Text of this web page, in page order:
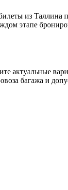
из
этапе
актуальные
багажа и